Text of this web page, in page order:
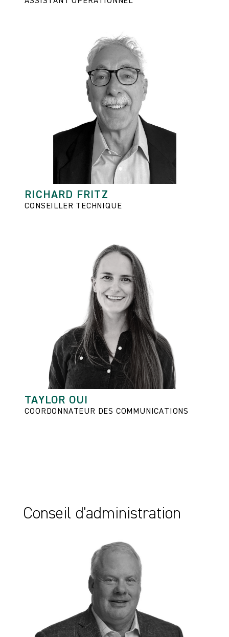
RICHARD FRITZ
CONSEILLER TECHNIQUE
TAYLOR OUI
COORDONNATEUR DES COMMUNICATIONS
Conseil d'administration